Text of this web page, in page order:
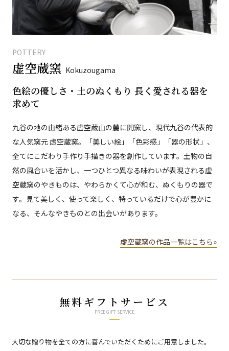
POTTERY
虚空蔵窯 Kokuzougama
色絵の優しさ・土のぬくもり 長く愛される器を
求めて
九谷の地の由緒ある虚空蔵山の麓に開窯し、現代九谷の代表的
な人気窯元 虚空蔵窯。「美しい絵」「色彩感」「器の形状」、
全てにこだわり手作り手描きの器を創作しています。土物の自
然の風合いを活かし、一つひとつ異なる味わいが表現される虚
空蔵窯のやきものは、やわらかくて心が和む、ぬくもりの器で
す。見て美しく、使って楽しく、特っているだけで心が豊かに
なる、そんなやきものとの出会いがあります。
虚空蔵窯の作品一覧はこちら»
無料ギフトサービス
FREE GIFT SERVICE
大切な贈り物を全ての方に喜んでいただくためにご用意しました。